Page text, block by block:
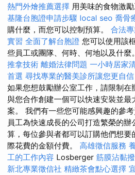
熱門外燴推薦選擇 用美味的食物激
基隆台胞證申請步驟 local seo 喬骨
購什麼，而您可以控制預算。 合法
實習 全面了解台胞證 您可以使用該
些員工或團隊、何時、何地以及什麼
推拿技術 離婚法律問題 一小時居家
首選 尋找專業的醫美診所讓您更自信
如果您想鼓勵辦公室工作，請限制在
與您合作創建一個可以快速安裝並最
案。 我們有一些您可能感興趣的參考
員工為快速成長的公司打造繁榮的
算，每位參與者都可以訂購他們想要
際花費的金額付費。 高雄徵信服務
工的工作內容 Losberger 筋膜沾黏
新北專業徵信社 精緻茶會點心選擇